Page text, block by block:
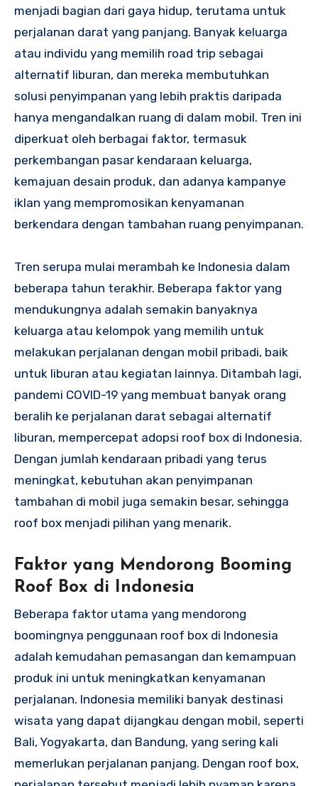
menjadi bagian dari gaya hidup, terutama untuk
perjalanan darat yang panjang. Banyak keluarga
atau individu yang memilih road trip sebagai
alternatif liburan, dan mereka membutuhkan
solusi penyimpanan yang lebih praktis daripada
hanya mengandalkan ruang di dalam mobil. Tren ini
diperkuat oleh berbagai faktor, termasuk
perkembangan pasar kendaraan keluarga,
kemajuan desain produk, dan adanya kampanye
iklan yang mempromosikan kenyamanan
berkendara dengan tambahan ruang penyimpanan.
Tren serupa mulai merambah ke Indonesia dalam
beberapa tahun terakhir. Beberapa faktor yang
mendukungnya adalah semakin banyaknya
keluarga atau kelompok yang memilih untuk
melakukan perjalanan dengan mobil pribadi, baik
untuk liburan atau kegiatan lainnya. Ditambah lagi,
pandemi COVID-19 yang membuat banyak orang
beralih ke perjalanan darat sebagai alternatif
liburan, mempercepat adopsi roof box di Indonesia.
Dengan jumlah kendaraan pribadi yang terus
meningkat, kebutuhan akan penyimpanan
tambahan di mobil juga semakin besar, sehingga
roof box menjadi pilihan yang menarik.
Faktor yang Mendorong Booming
Roof Box di Indonesia
Beberapa faktor utama yang mendorong
boomingnya penggunaan roof box di Indonesia
adalah kemudahan pemasangan dan kemampuan
produk ini untuk meningkatkan kenyamanan
perjalanan. Indonesia memiliki banyak destinasi
wisata yang dapat dijangkau dengan mobil, seperti
Bali, Yogyakarta, dan Bandung, yang sering kali
memerlukan perjalanan panjang. Dengan roof box,